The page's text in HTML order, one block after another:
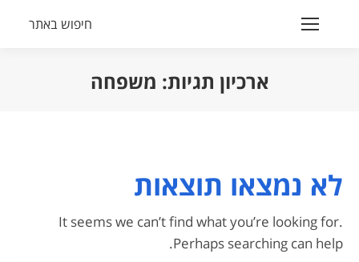
Search:
חיפוש באתר
ארכיון תגיות: משפחה
לא נמצאו תוצאות
It seems we can’t find what you’re looking for.
Perhaps searching can help.